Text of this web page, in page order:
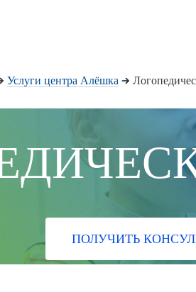
Услуги центра Алёшка
ПОЛУЧИТЬ